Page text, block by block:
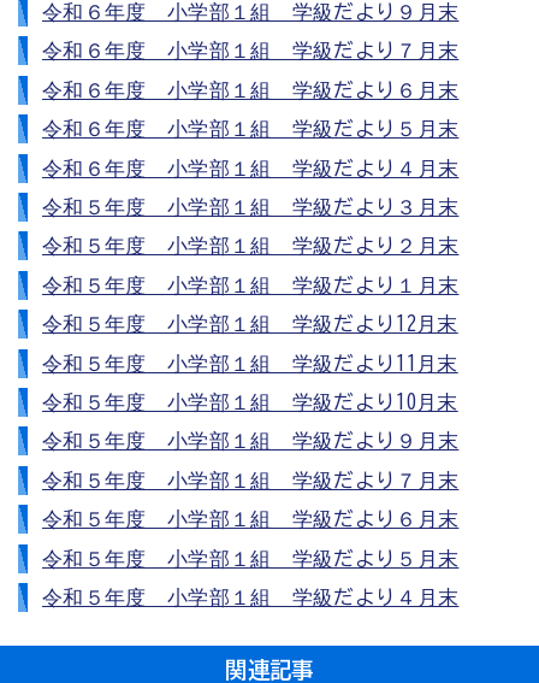
令和６年度 小学部１組 学級だより９月末
令和６年度 小学部１組 学級だより７月末
令和６年度 小学部１組 学級だより６月末
令和６年度 小学部１組 学級だより５月末
令和６年度 小学部１組 学級だより４月末
令和５年度 小学部１組 学級だより３月末
令和５年度 小学部１組 学級だより２月末
令和５年度 小学部１組 学級だより１月末
令和５年度 小学部１組 学級だより12月末
令和５年度 小学部１組 学級だより11月末
令和５年度 小学部１組 学級だより10月末
令和５年度 小学部１組 学級だより９月末
令和５年度 小学部１組 学級だより７月末
令和５年度 小学部１組 学級だより６月末
令和５年度 小学部１組 学級だより５月末
令和５年度 小学部１組 学級だより４月末
関連記事